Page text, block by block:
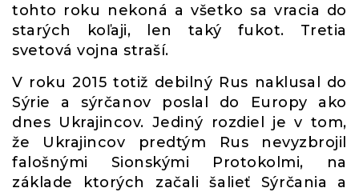
tohto roku nekoná a všetko sa vracia do
starých koľaji, len taký fukot. Tretia
svetová vojna straší.
V roku 2015 totiž debilný Rus naklusal do
Sýrie a sýrčanov poslal do Europy ako
dnes Ukrajincov. Jediný rozdiel je v tom,
že Ukrajincov predtým Rus nevyzbrojil
falošnými Sionskými Protokolmi, na
základe ktorých začali šalieť Sýrčania a